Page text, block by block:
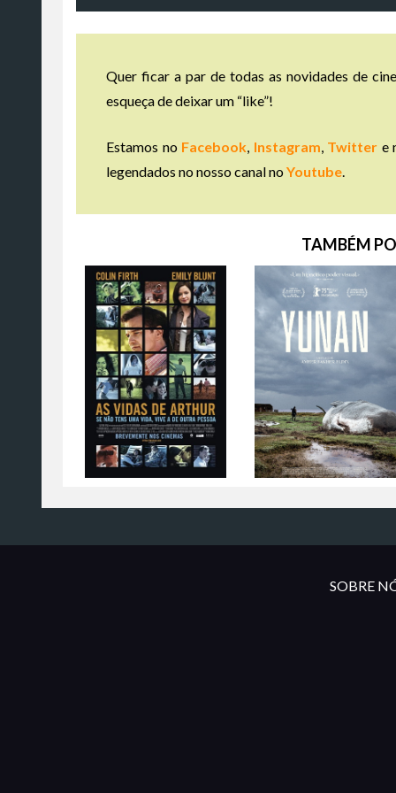
Quer ficar a par de todas as novidades de
esqueça de deixar um “like”!
Estamos no Facebook, Instagram, Twitter e
legendados no nosso canal noYoutube.
TAMBÉM
SOBRE